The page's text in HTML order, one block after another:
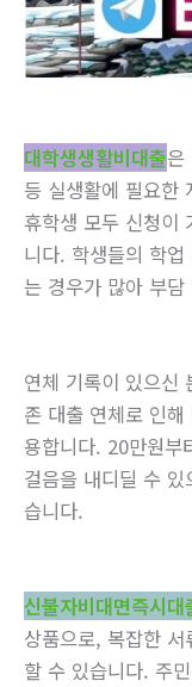
대학생생활비대출은
등 실생활에 필요한
휴학생 모두 신청이
니다. 학생들의 학
는 경우가 많아 부
연체 기록이 있으신
존 대출 연체로 인
용합니다. 20만원부
걸음을 내디딜 수
습니다.
신불자비대면즉시대
상품으로, 복잡한
할 수 있습니다. 주